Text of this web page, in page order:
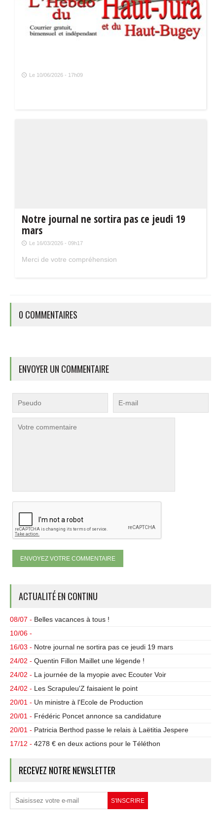
Le 10/06/2026 - 17h09
Notre journal ne sortira pas ce jeudi 19
mars
Le 16/03/2026 - 09h17
Merci de votre compréhension
0 COMMENTAIRES
ENVOYER UN COMMENTAIRE
ACTUALITÉ EN CONTINU
08/07 - Belles vacances à tous !
10/06 -
16/03 - Notre journal ne sortira pas ce jeudi 19 mars
24/02 - Quentin Fillon Maillet une légende !
24/02 - La journée de la myopie avec Ecouter Voir
24/02 - Les Scrapuleu'Z faisaient le point
20/01 - Un ministre à l'Ecole de Production
20/01 - Frédéric Poncet annonce sa candidature
20/01 - Patricia Berthod passe le relais à Laëtitia Jespere
17/12 - 4278 € en deux actions pour le Téléthon
RECEVEZ NOTRE NEWSLETTER